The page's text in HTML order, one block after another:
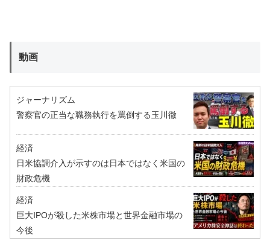
動画
ジャーナリズム
警察官の正当な職務執行を罵倒する玉川徹
経済
日米協調介入が示すのは日本ではなく米国の
財政危機
経済
巨大IPOが殺した米株市場と世界金融市場の
今後